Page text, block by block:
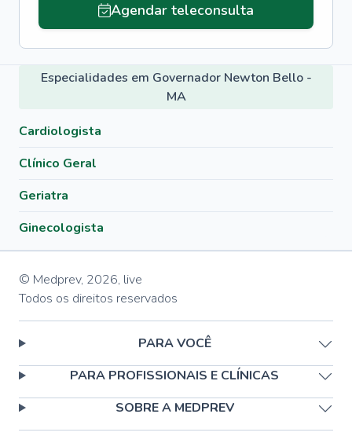
Agendar teleconsulta
Especialidades em Governador Newton Bello -
MA
Cardiologista
Clínico Geral
Geriatra
Ginecologista
© Medprev, 2026, live
Todos os direitos reservados
PARA VOCÊ
PARA PROFISSIONAIS E CLÍNICAS
SOBRE A MEDPREV